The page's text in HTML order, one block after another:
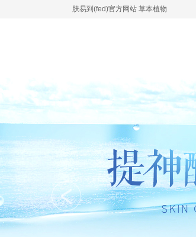
肤易到(fed)官方网站 草本植物